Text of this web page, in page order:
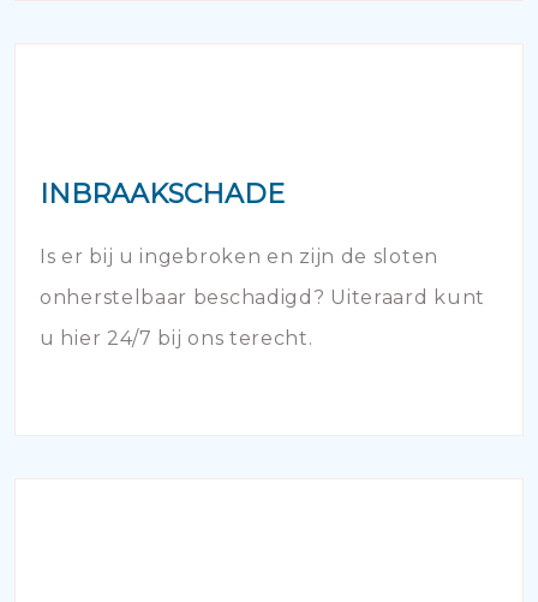
INBRAAKSCHADE
Is er bij u ingebroken en zijn de sloten
onherstelbaar beschadigd? Uiteraard kunt
u hier 24/7 bij ons terecht.